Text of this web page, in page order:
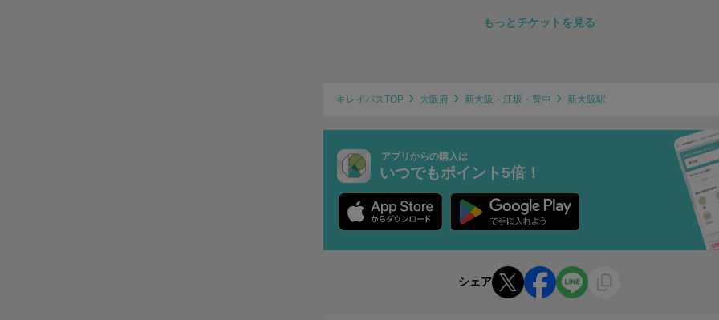
もっとチケットを見る
キレイパスTOP 大阪府 新大阪・江坂・豊中 新大阪駅
アプリからの購入は
いつでもポイント5倍！
シェア